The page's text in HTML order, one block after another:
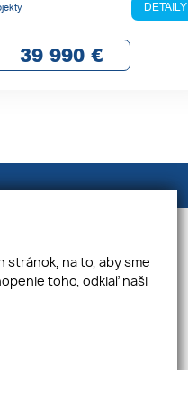
DETAILY
39 990 €
823
stránok, na to, aby sme
toho, odkiaľ naši